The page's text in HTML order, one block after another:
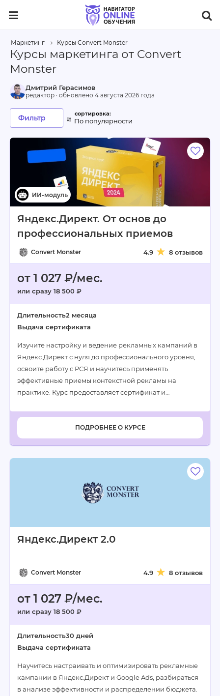
Маркетинг Курсы Convert Monster
Курсы маркетинга от Convert
Monster
Яндекс.Директ. От основ до
профессиональных приемов
Convert Monster 4.9 8 отзывов
от 1 027 ₽/мес.
или сразу 18 500 ₽
Длительность2 месяца
Выдача сертификата
Изучите настройку и ведение рекламных кампаний в
Яндекс.Директ с нуля до профессионального уровня,
освоите работу с РСЯ и научитесь применять
эффективные приемы контекстной рекламы на
практике. Курс предоставляет сертификат и…
ПОДРОБНЕЕ О КУРСЕ
Яндекс.Директ 2.0
Convert Monster 4.9 8 отзывов
от 1 027 ₽/мес.
или сразу 18 500 ₽
Длительность30 дней
Выдача сертификата
Научитесь настраивать и оптимизировать рекламные
кампании в Яндекс.Директ и Google Ads, разбираться
в анализе эффективности и распределении бюджета.
Дмитрий Герасимов
редактор · обновлено 4 августа 2026 года
Фильтр По популярности